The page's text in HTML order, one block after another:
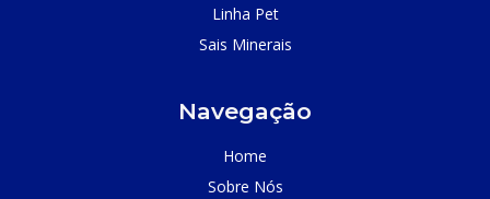
Linha Pet
Sais Minerais
Navegação
Home
Sobre Nós